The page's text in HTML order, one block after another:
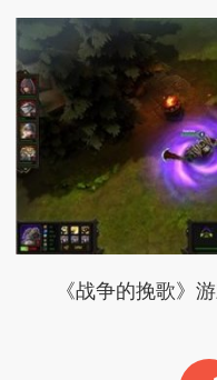
《战争的挽歌》